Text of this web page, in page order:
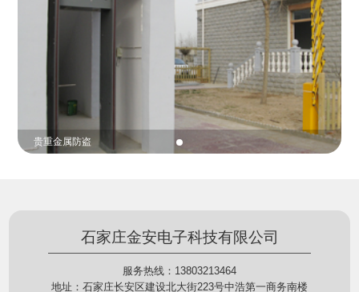
贵重金属防盗
石家庄金安电子科技有限公司
服务热线：13803213464
地址：石家庄长安区建设北大街223号中浩第一商务南楼